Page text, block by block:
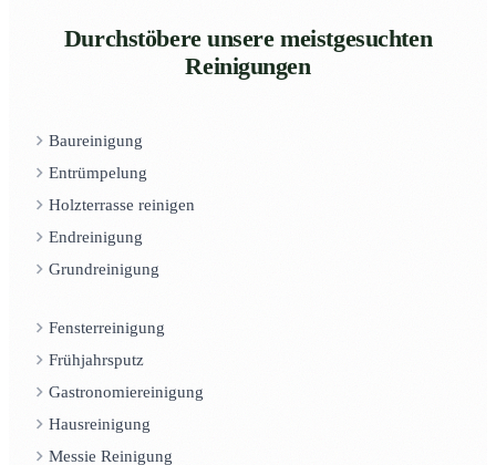
Durchstöbere unsere meistgesuchten
Reinigungen
Baureinigung
Entrümpelung
Holzterrasse reinigen
Endreinigung
Grundreinigung
Fensterreinigung
Frühjahrsputz
Gastronomiereinigung
Hausreinigung
Messie Reinigung